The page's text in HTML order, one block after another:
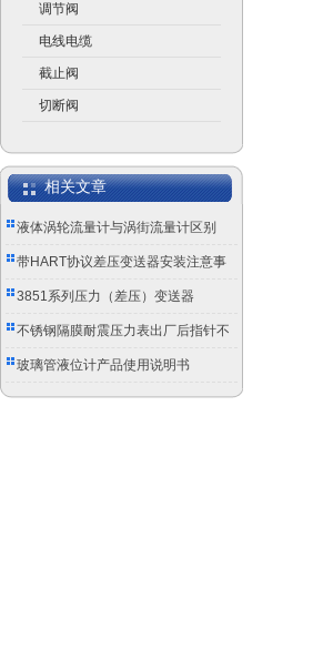
调节阀
电线电缆
截止阀
切断阀
相关文章
液体涡轮流量计与涡街流量计区别
带HART协议差压变送器安装注意事
项
3851系列压力（差压）变送器
不锈钢隔膜耐震压力表出厂后指针不
归零怎么办？
玻璃管液位计产品使用说明书